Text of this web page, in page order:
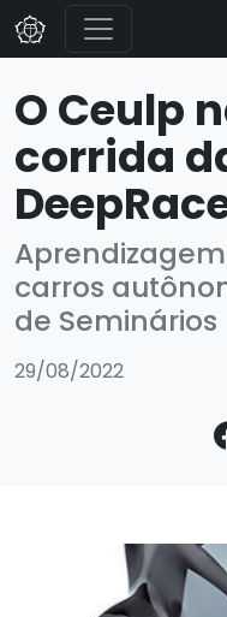
O Ceulp
corrida
carros
de Seminários
29/08/2022